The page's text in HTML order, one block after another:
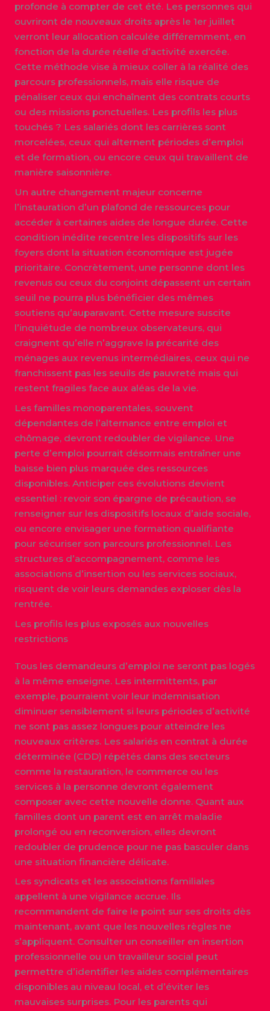
profonde à compter de cet été. Les personnes qui
ouvriront de nouveaux droits après le 1er juillet
verront leur allocation calculée différemment, en
fonction de la durée réelle d’activité exercée.
Cette méthode vise à mieux coller à la réalité des
parcours professionnels, mais elle risque de
pénaliser ceux qui enchaînent des contrats courts
ou des missions ponctuelles. Les profils les plus
touchés ? Les salariés dont les carrières sont
morcelées, ceux qui alternent périodes d’emploi
et de formation, ou encore ceux qui travaillent de
manière saisonnière.
Un autre changement majeur concerne
l’instauration d’un plafond de ressources pour
accéder à certaines aides de longue durée. Cette
condition inédite recentre les dispositifs sur les
foyers dont la situation économique est jugée
prioritaire. Concrètement, une personne dont les
revenus ou ceux du conjoint dépassent un certain
seuil ne pourra plus bénéficier des mêmes
soutiens qu’auparavant. Cette mesure suscite
l’inquiétude de nombreux observateurs, qui
craignent qu’elle n’aggrave la précarité des
ménages aux revenus intermédiaires, ceux qui ne
franchissent pas les seuils de pauvreté mais qui
restent fragiles face aux aléas de la vie.
Les familles monoparentales, souvent
dépendantes de l’alternance entre emploi et
chômage, devront redoubler de vigilance. Une
perte d’emploi pourrait désormais entraîner une
baisse bien plus marquée des ressources
disponibles. Anticiper ces évolutions devient
essentiel : revoir son épargne de précaution, se
renseigner sur les dispositifs locaux d’aide sociale,
ou encore envisager une formation qualifiante
pour sécuriser son parcours professionnel. Les
structures d’accompagnement, comme les
associations d’insertion ou les services sociaux,
risquent de voir leurs demandes exploser dès la
rentrée.
Les profils les plus exposés aux nouvelles
restrictions
Tous les demandeurs d’emploi ne seront pas logés
à la même enseigne. Les intermittents, par
exemple, pourraient voir leur indemnisation
diminuer sensiblement si leurs périodes d’activité
ne sont pas assez longues pour atteindre les
nouveaux critères. Les salariés en contrat à durée
déterminée (CDD) répétés dans des secteurs
comme la restauration, le commerce ou les
services à la personne devront également
composer avec cette nouvelle donne. Quant aux
familles dont un parent est en arrêt maladie
prolongé ou en reconversion, elles devront
redoubler de prudence pour ne pas basculer dans
une situation financière délicate.
Les syndicats et les associations familiales
appellent à une vigilance accrue. Ils
recommandent de faire le point sur ses droits dès
maintenant, avant que les nouvelles règles ne
s’appliquent. Consulter un conseiller en insertion
professionnelle ou un travailleur social peut
permettre d’identifier les aides complémentaires
disponibles au niveau local, et d’éviter les
mauvaises surprises. Pour les parents qui